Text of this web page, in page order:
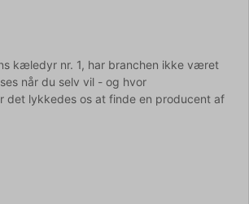
kæledyr nr. 1, har branchen ikke været
når du selv vil - og hvor
det lykkedes os at finde en producent af